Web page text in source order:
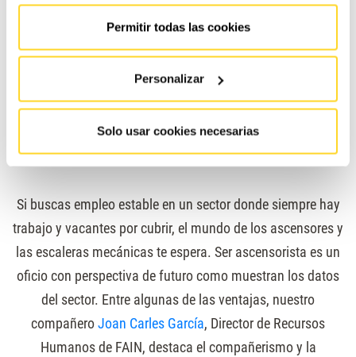
Permitir todas las cookies
Personalizar
Solo usar cookies necesarias
A la pregunta de si el de la elevación es un sector con
proyección de futuro, la respuesta definitivamente es sí.
Como comentábamos anteriormente, pocos sectores han
experimentado un crecimiento en medio de la crisis
provocada por la pandemia, entre ellos el de la elevación.
Si buscas empleo estable en un sector donde siempre hay
trabajo y vacantes por cubrir, el mundo de los ascensores y
las escaleras mecánicas te espera. Ser ascensorista es un
oficio con perspectiva de futuro como muestran los datos
del sector. Entre algunas de las ventajas, nuestro
compañeroJoan Carles García, Director de Recursos
Humanos de FAIN, destaca el compañerismo y la